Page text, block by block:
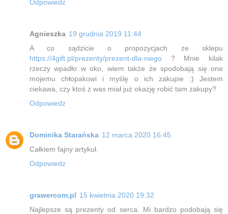
Odpowiedz
Agnieszka 19 grudnia 2019 11:44
A co sądzicie o propozycjach ze sklepu
https://4gift.pl/prezenty/prezent-dla-niego ? Mnie kilak
rzeczy wpadło w oko, wiem także że spodobają się one
mojemu chłopakowi i myślę o ich zakupie :) Jestem
ciekawa, czy ktoś z was miał już okazję robić tam zakupy?
Odpowiedz
Dominika Starańska 12 marca 2020 16:45
Całkiem fajny artykuł.
Odpowiedz
grawercom.pl 15 kwietnia 2020 19:32
Najlepsze są prezenty od serca. Mi bardzo podobają się